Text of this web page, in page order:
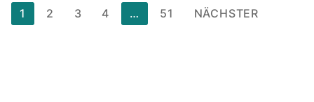
Seitennummerierung
der
1 2 3 4 … 51 NÄCHSTER